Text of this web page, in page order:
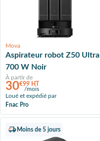
Mova
Aspirateur robot Z50 Ultra
700 W Noir
À partir de
30€99 HT
/mois
Loué et expédié par
Fnac Pro
Moins de 5 jours